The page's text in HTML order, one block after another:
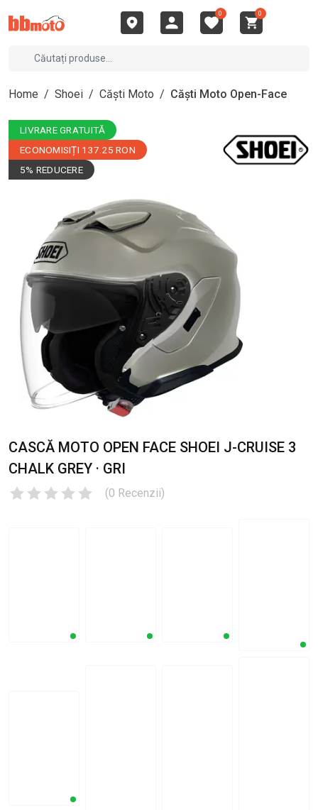
0 0
Home / Shoei / Căști Moto / Căști Moto Open-Face
LIVRARE GRATUITĂ
ECONOMISIȚI 137.25 RON
5% REDUCERE
CASCĂ MOTO OPEN FACE SHOEI J-CRUISE 3
CHALK GREY · GRI
(0 Recenzii)